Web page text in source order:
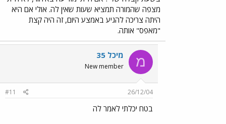
מצפה שהמורה תמציא שעות שאין לה. אולי אם היא
היתה צריכה להגיע באמצע היום, זה היה קצת
"מאפס" אותה.
מ מיכל 35
New member
26/12/04
#11
בטח יכלתי לאמר לה